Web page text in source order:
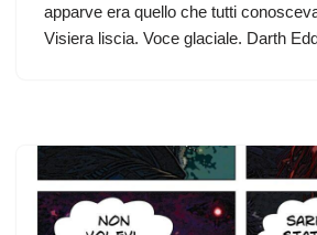
apparve era quello che tutti
Visiera liscia. Voce glaciale. Darth